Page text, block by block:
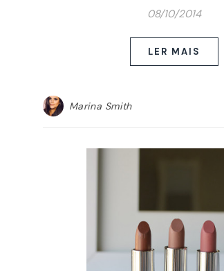
08/10/2014
LER MAIS
Marina Smith